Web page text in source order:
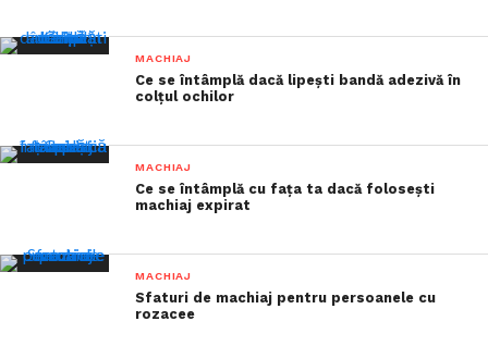
MACHIAJ
Ce se întâmplă dacă lipești bandă adezivă în
colțul ochilor
MACHIAJ
Ce se întâmplă cu fața ta dacă folosești
machiaj expirat
MACHIAJ
Sfaturi de machiaj pentru persoanele cu
rozacee